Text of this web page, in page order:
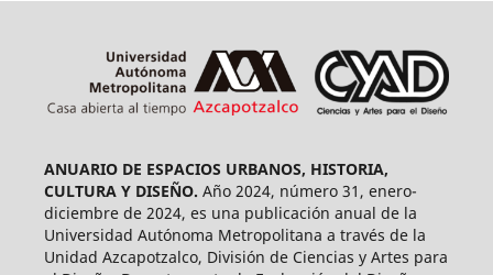
ANUARIO DE ESPACIOS URBANOS, HISTORIA,
CULTURA Y DISEÑO. Año 2024, número 31, enero-
diciembre de 2024, es una publicación anual de la
Universidad Autónoma Metropolitana a través de la
Unidad Azcapotzalco, División de Ciencias y Artes para